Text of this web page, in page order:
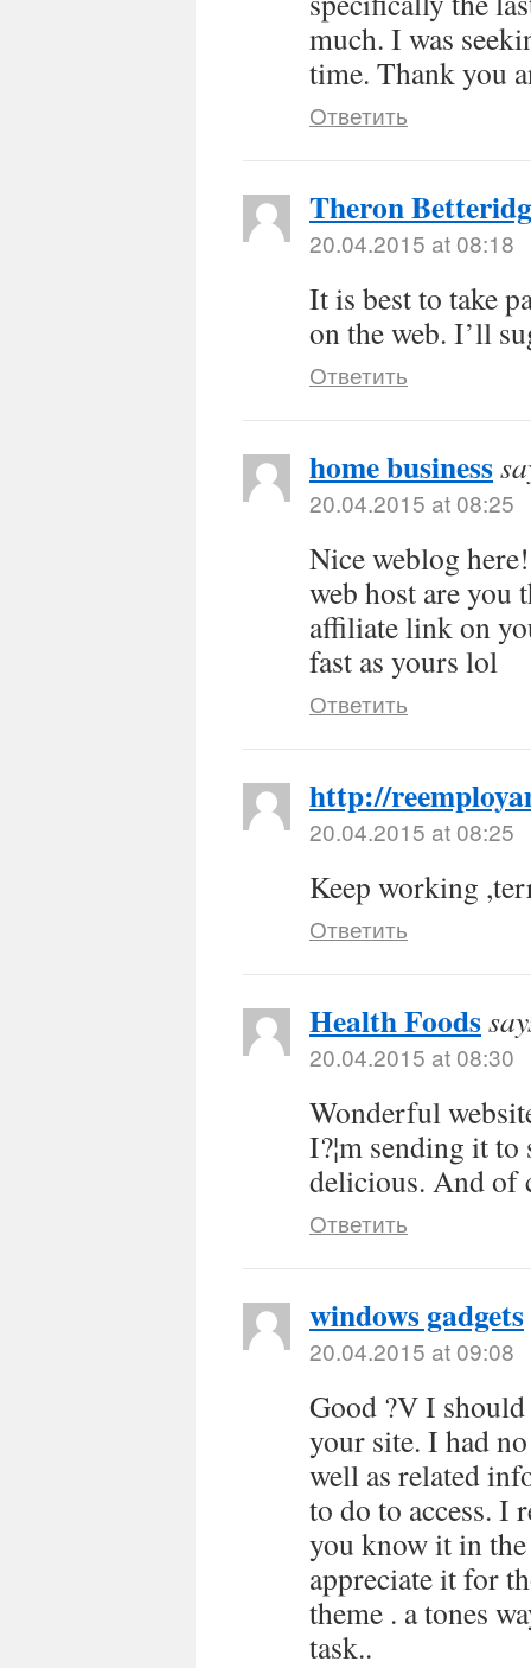
much. I was
time. Thank you
Ответить
Theron
20.04.2015 at 08:18
It is best to take
on the web. I’ll
Ответить
home business
20.04.2015 at 08:25
Nice weblog
web host are you
affiliate link on
fast as yours lol
Ответить
http://
20.04.2015 at 08:25
Keep working
Ответить
Health Foods
20.04.2015 at 08:30
Wonderful
I?¦m sending it
delicious. And of
Ответить
windows gadgets
20.04.2015 at 09:08
Good ?V I
your site. I had
well as related
to do to access. I
you know it in
appreciate it for
theme . a tones
task..